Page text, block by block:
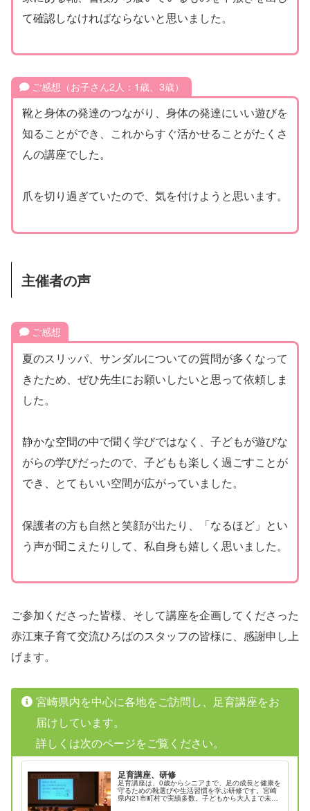
て確認しなければならないと思いました。
ご感想（お子さん2人：1歳、3歳）
靴と身体の発達のつながり、身体の発達にいい遊びを
知ることができ、これからすぐ活かせることがたくさ
んの講座でした。
爪を切り過ぎていたので、気を付けようと思います。
主催者の声
ご感想
夏のスリッパ、サンダルについての質問が多くなって
きたため、ぜひ先生にお願いしたいと思って依頼しま
した。
静かな空間の中で聞く学びではなく、子どもが遊びな
がらの学びだったので、子どもも楽しく過ごすことが
でき、とてもいい空間が広がっていました。
保護者の方も自然と笑顔が出たり、「なるほど」とい
う声が聞こえたりして、私自身も嬉しく思いました。
ご参加くださった皆様、そして講座を企画してくださった
赤江東子育て交流ひろばのスタッフの皆様に、感謝申し上
げます。
宮崎県内を中心に各地をご訪問し、足育講座をお
届けしています。
詳しくは次のページをご覧ください。
足育講座、研修
足育講座は、0歳からシニアまで、足の成長と健康を
守るための靴選びや生活習慣を学ぶ研修です。宮崎
県内21市町村で実績多数。子どもから大人まで未来
を健やかに歩む力を育てるために、園、学校、子育